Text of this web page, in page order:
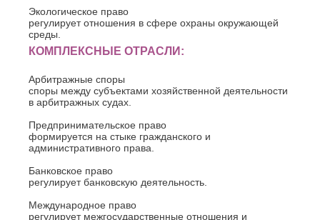
Экологическое право
регулирует отношения в сфере охраны окружающей
среды.
КОМПЛЕКСНЫЕ ОТРАСЛИ:
Арбитражные споры
споры между субъектами хозяйственной деятельности
в арбитражных судах.
Предпринимательское право
формируется на стыке гражданского и
административного права.
Банковское право
регулирует банковскую деятельность.
Международное право
регулирует межгосударственные отношения и